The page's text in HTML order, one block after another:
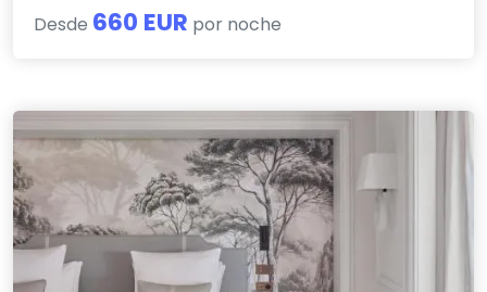
Desde 660 EUR por noche